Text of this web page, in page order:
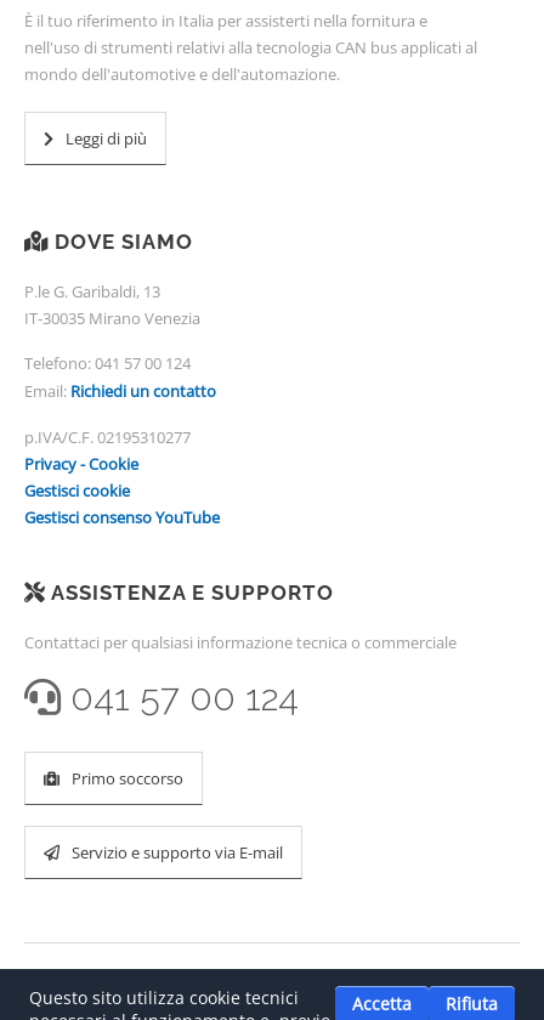
È il tuo riferimento in Italia per assisterti nella fornitura e
nell'uso di strumenti relativi alla tecnologia CAN bus applicati al
mondo dell'automotive e dell'automazione.
Leggi di più
DOVE SIAMO
P.le G. Garibaldi, 13
IT-30035 Mirano Venezia
Telefono:041 57 00 124
Email: Richiedi un contatto
p.IVA/C.F. 02195310277
Privacy - Cookie
Gestisci cookie
Gestisci consenso YouTube
ASSISTENZA E SUPPORTO
Contattaci per qualsiasi informazione tecnica o commerciale
041 57 00 124
Primo soccorso
Servizio e supporto via E-mail
Questo sito utilizza cookie tecnici
Accetta Rifiuta